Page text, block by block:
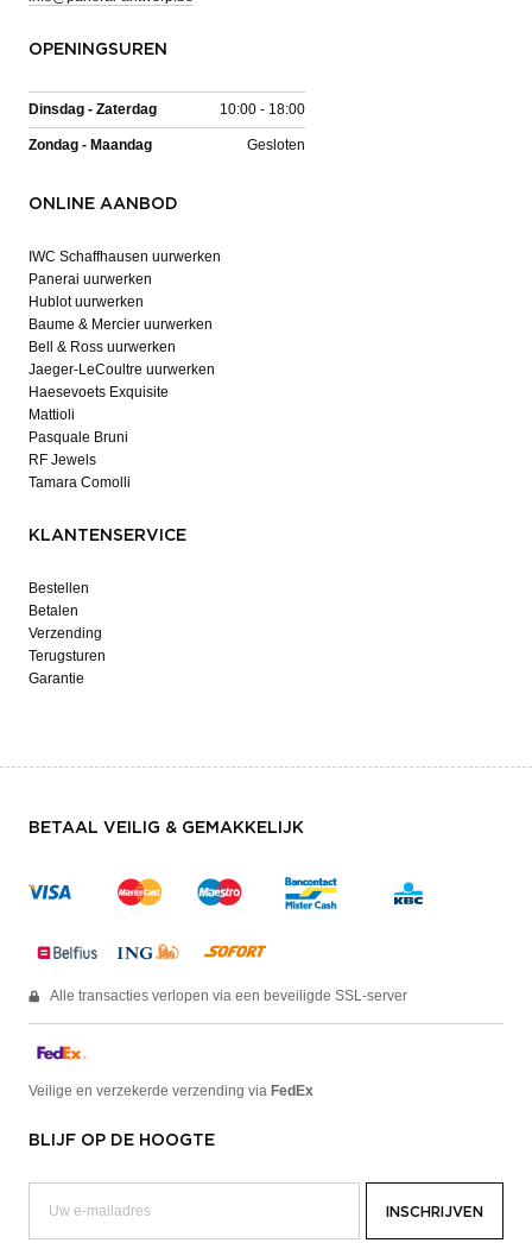
OPENINGSUREN
Dinsdag - Zaterdag 10:00 - 18:00
Zondag - Maandag Gesloten
ONLINE AANBOD
IWC Schaffhausen uurwerken
Panerai uurwerken
Hublot uurwerken
Baume & Mercier uurwerken
Bell & Ross uurwerken
Jaeger-LeCoultre uurwerken
Haesevoets Exquisite
Mattioli
Pasquale Bruni
RF Jewels
Tamara Comolli
KLANTENSERVICE
Bestellen
Betalen
Verzending
Terugsturen
Garantie
BETAAL VEILIG & GEMAKKELIJK
Alle transacties verlopen via een beveiligde SSL-server
Veilige en verzekerde verzending via FedEx
BLIJF OP DE HOOGTE